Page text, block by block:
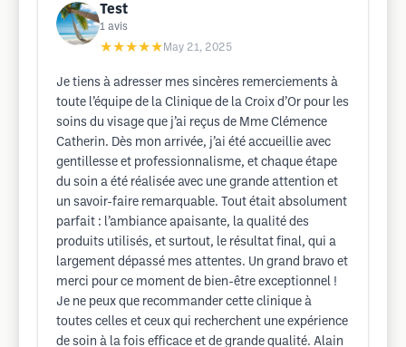
Test
1 avis
★★★★★ May 21, 2025
Je tiens à adresser mes sincères remerciements à
toute l’équipe de la Clinique de la Croix d’Or pour les
soins du visage que j’ai reçus de Mme Clémence
Catherin. Dès mon arrivée, j’ai été accueillie avec
gentillesse et professionnalisme, et chaque étape
du soin a été réalisée avec une grande attention et
un savoir-faire remarquable. Tout était absolument
parfait : l’ambiance apaisante, la qualité des
produits utilisés, et surtout, le résultat final, qui a
largement dépassé mes attentes. Un grand bravo et
merci pour ce moment de bien-être exceptionnel !
Je ne peux que recommander cette clinique à
toutes celles et ceux qui recherchent une expérience
de soin à la fois efficace et de grande qualité. Alain